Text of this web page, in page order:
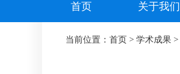
首页 关于我们
当前位置： 首页 > 学术成果 >